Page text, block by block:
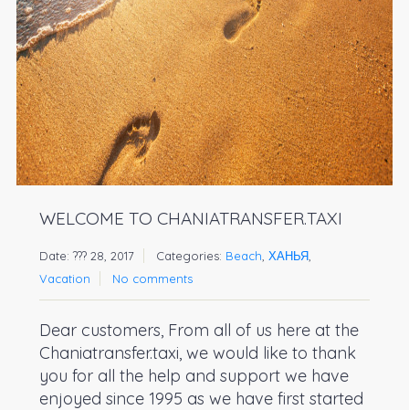
WELCOME TO CHANIATRANSFER.TAXI
Date: ??? 28, 2017 Categories: Beach ХАНЬЯ,
Vacation
No comments
Dear customers, From all of us here at the
Chaniatransfer.taxi, we would like to thank
you for all the help and support we have
enjoyed since 1995 as we have first started